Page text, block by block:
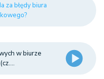
za błędy biura
w biurze